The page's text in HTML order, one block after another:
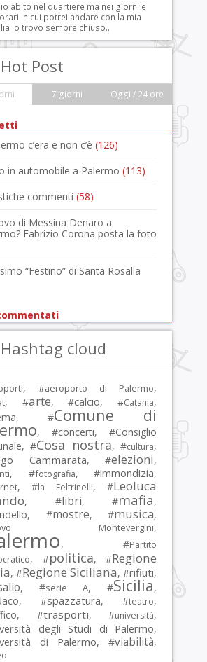
io abito nel quartiere ma nei giorni e
in cui potrei andare con la mia
lo trovo sempre chiuso..
Hot Post
7 giorni Oggi / 24 ore
c’era e non c’è (126)
in automobile a Palermo (113)
commenti (58)
di Messina Denaro a
Fabrizio Corona posta la foto
“Festino” di Santa Rosalia
Hashtag cloud
, #aeroporto di Palermo,
, #arte, #calcio, #Catania,
, #Comune di
, #concerti, #Consiglio
, #Cosa nostra, #cultura,
Cammarata, #elezioni,
, #fotografia, #immondizia,
, #la Feltrinelli, #Leoluca
, #libri, #mafia,
, #mostre, #musica,
Montevergini,
, #Partito
, #politica, #Regione
, #Regione Siciliana, #rifiuti,
, #serie A, #Sicilia,
, #spazzatura, #teatro,
, #trasporti, #università,
degli Studi di Palermo,
di Palermo, #viabilità,